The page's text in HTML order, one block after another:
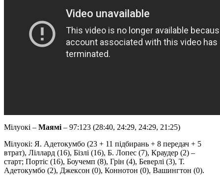
Мілуокі – Маямі – 97:123 (28:40, 24:29, 24:29, 21:25)
Мілуокі: Я. Адетокумбо (23 + 11 підбирань + 8 передач + 5
втрат), Ліллард (16), Бізлі (16), Б. Лопес (7), Краудер (2) –
старт; Портіс (16), Боучемп (8), Грін (4), Беверлі (3), Т.
Адетокумбо (2), Джексон (0), Коннотон (0), Вашингтон (0).